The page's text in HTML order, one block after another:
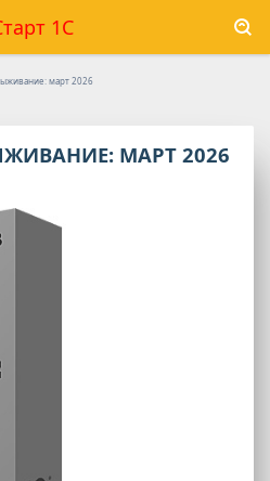
1С
март 2026
МАРТ 2026